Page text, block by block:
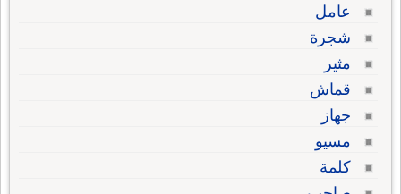
عامل
شجرة
مثير
قماش
جهاز
مسيو
كلمة